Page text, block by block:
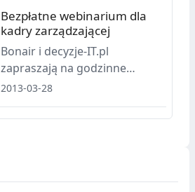
Bezpłatne webinarium dla
kadry zarządzającej
Bonair i decyzje-IT.pl
zapraszają na godzinne
webinarium poświęcone
budżetowania w firmach
2013-03-28